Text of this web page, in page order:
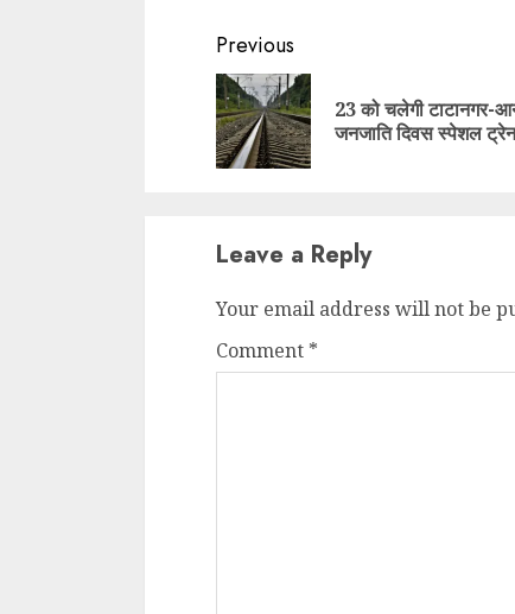
Continue
Reading
Previous
23 को चलेगी टाटानगर-
जनजाति दिवस स्पेशल ट्रेन
Leave a Reply
Your email address will not be
Comment *